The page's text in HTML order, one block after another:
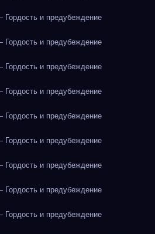
и предубеждение
и предубеждение
и предубеждение
и предубеждение
и предубеждение
и предубеждение
и предубеждение
и предубеждение
и предубеждение